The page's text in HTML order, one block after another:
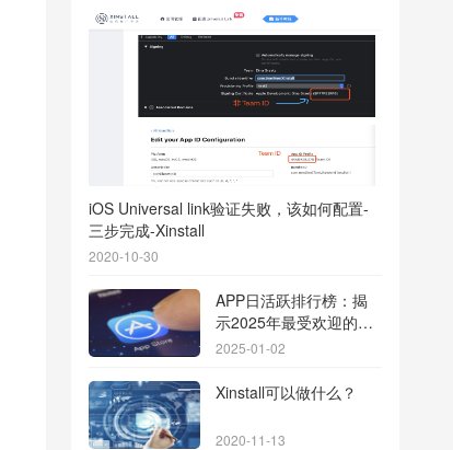
iOS Universal link验证失败，该如何配置-
三步完成-Xinstall
2020-10-30
APP日活跃排行榜：揭
示2025年最受欢迎的应
用背后的秘密
2025-01-02
Xinstall可以做什么？
2020-11-13